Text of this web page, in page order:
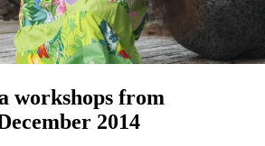
workshops from
2014